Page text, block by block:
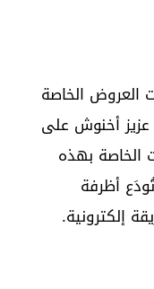
العروض الخاصة
أخنوش على
الخاصة بهذه
أظرفة
إلكترونية.